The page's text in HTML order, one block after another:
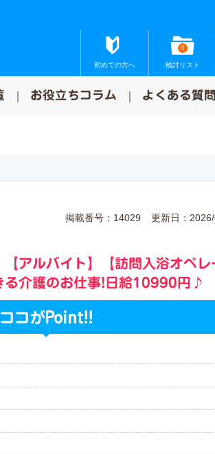
初めての方へ
0
検討リスト
お役立ちコラム よくある質問
掲載番号：14029 更新日：
【アルバイト】【訪問入浴オペレ
る介護のお仕事!日給10990円♪
ココがPoint!!